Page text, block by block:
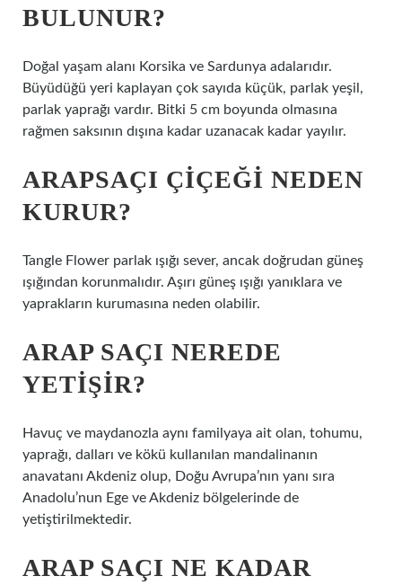
BULUNUR?
Doğal yaşam alanı Korsika ve Sardunya adalarıdır.
Büyüdüğü yeri kaplayan çok sayıda küçük, parlak yeşil,
parlak yaprağı vardır. Bitki 5 cm boyunda olmasına
rağmen saksının dışına kadar uzanacak kadar yayılır.
ARAPSAÇI ÇIÇEĞI NEDEN
KURUR?
Tangle Flower parlak ışığı sever, ancak doğrudan güneş
ışığından korunmalıdır. Aşırı güneş ışığı yanıklara ve
yaprakların kurumasına neden olabilir.
ARAP SAÇI NEREDE
YETIŞIR?
Havuç ve maydanozla aynı familyaya ait olan, tohumu,
yaprağı, dalları ve kökü kullanılan mandalinanın
anavatanı Akdeniz olup, Doğu Avrupa’nın yanı sıra
Anadolu’nun Ege ve Akdeniz bölgelerinde de
yetiştirilmektedir.
ARAP SAÇI NE KADAR